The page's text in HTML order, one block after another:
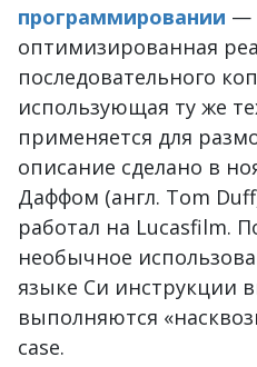
программировании —
оптимизированная
последовательного
использующая ту же
применяется для
описание сделано в
Даффом (англ. Tom
работал на Lucasfilm.
необычное
языке Си инструкции
выполняются
case.